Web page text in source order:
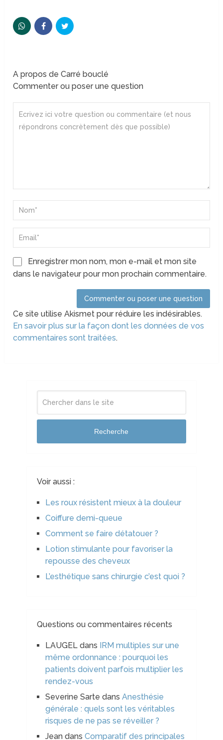
A propos de Carré bouclé
Commenter ou poser une question
Enregistrer mon nom, mon e-mail et mon site
dans le navigateur pour mon prochain commentaire.
Ce site utilise Akismet pour réduire les indésirables.
En savoir plus sur la façon dont les données de vos
commentaires sont traitées.
Recherche
Voir aussi :
Les roux résistent mieux à la douleur
Coiffure demi-queue
Comment se faire détatouer ?
Lotion stimulante pour favoriser la
repousse des cheveux
L’esthétique sans chirurgie c’est quoi ?
Questions ou commentaires récents
LAUGELdans IRM multiples sur une
même ordonnance : pourquoi les
patients doivent parfois multiplier les
rendez-vous
Severine Sarte dans Anesthésie
générale : quels sont les véritables
risques de ne pas se réveiller ?
Jeandans Comparatif des principales